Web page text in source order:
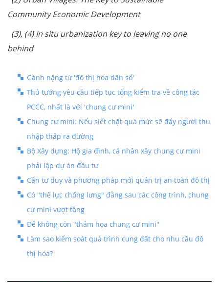
Community Economic Development
(3), (4) In situ urbanization key to leaving no one
behind
Gánh nặng từ 'đô thị hóa dân số'
Thủ tướng yêu cầu tiếp tục tổng kiểm tra về công tác
PCCC, nhất là với 'chung cư mini'
Chung cư mini: Nếu siết chặt quá mức sẽ đẩy người thu
nhập thấp ra đường
Bộ Xây dựng: Hộ gia đình, cá nhân xây chung cư mini
phải lập dự án đầu tư
Cần tư duy và phương pháp mới quản trị an toàn đô thị
Có "thế lực chống lưng" đằng sau các công trình, chung
cư mini vượt tầng
Để không còn "thảm họa chung cư mini"
Làm sao kiểm soát quá trình cung đất cho nhu cầu đô
thị hóa?